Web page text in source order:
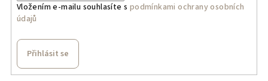
Vložením e-mailu souhlasíte s podmínkami ochrany osobních
údajů
Přihlásit se